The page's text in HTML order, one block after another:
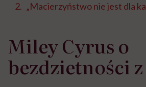
„Macierzyństwo nie jest dla
Miley Cyrus o
bezdzietności